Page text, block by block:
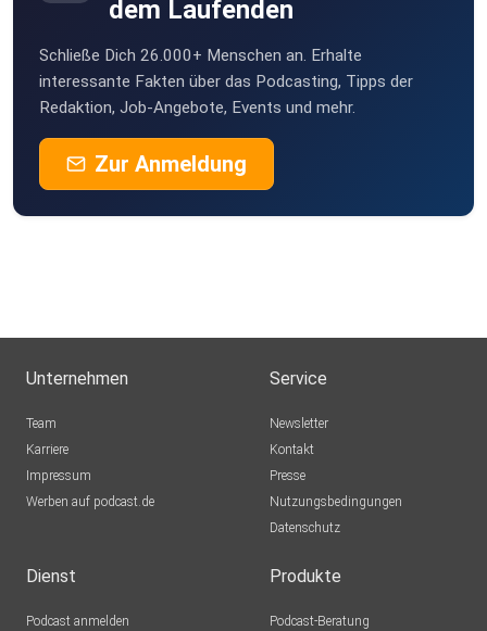
dem Laufenden
Schließe Dich 26.000+ Menschen an. Erhalte
interessante Fakten über das Podcasting, Tipps der
Redaktion, Job-Angebote, Events und mehr.
Zur Anmeldung
Unternehmen
Team
Karriere
Impressum
Werben auf podcast.de
Service
Newsletter
Kontakt
Presse
Nutzungsbedingungen
Datenschutz
Dienst
Podcast anmelden
Produkte
Podcast-Beratung